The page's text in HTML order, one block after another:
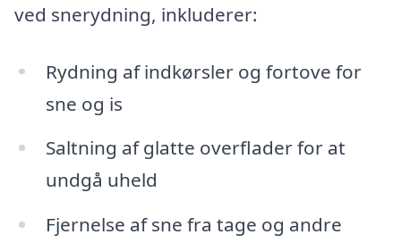
ved snerydning, inkluderer:
Rydning af indkørsler og fortove for
sne og is
Saltning af glatte overflader for at
undgå uheld
Fjernelse af sne fra tage og andre